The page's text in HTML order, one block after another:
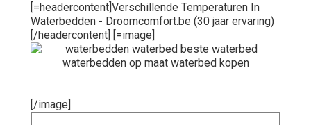
[=headercontent]Verschillende Temperaturen In
Waterbedden - Droomcomfort.be (30 jaar ervaring)
[/headercontent] [=image]
[/image]